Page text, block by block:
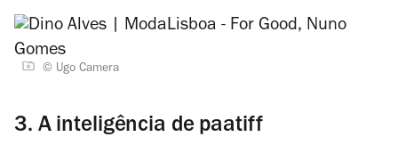
© Ugo Camera
3. A inteligência de paatiff